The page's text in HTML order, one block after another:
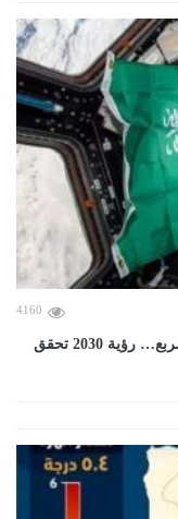
4160
ترامب يغزو السعودية بمشروع 2.6 مليون متر مربع… رؤية 2030 تحقق